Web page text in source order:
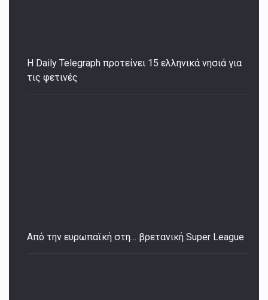
Η Daily Telegraph προτείνει 15 ελληνικά νησιά για
τις φετινές
Από την ευρωπαϊκή στη… βρετανική Super League